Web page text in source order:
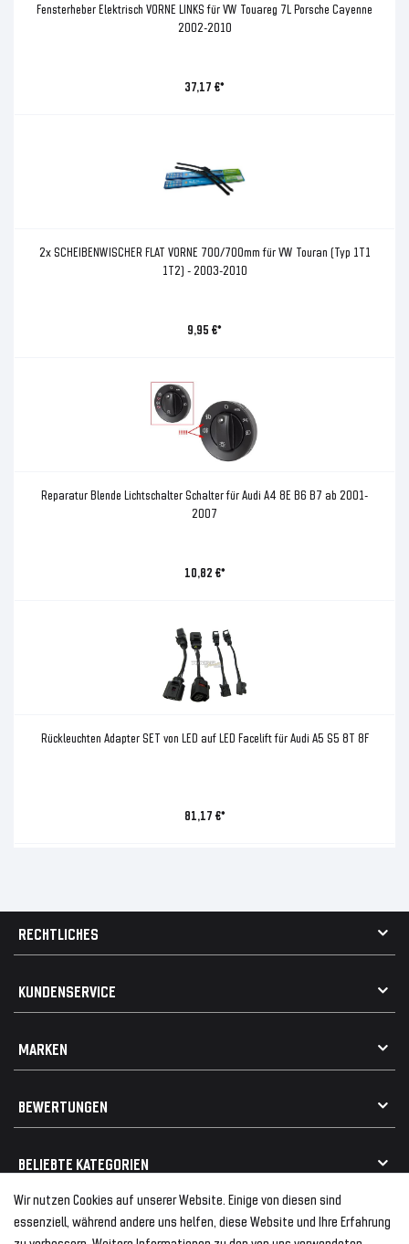
Fensterheber Elektrisch VORNE LINKS für VW Touareg 7L Porsche Cayenne
2002-2010
37,17 €*
2x SCHEIBENWISCHER FLAT VORNE 700/700mm für VW Touran (Typ 1T1
1T2) - 2003-2010
9,95 €*
Reparatur Blende Lichtschalter Schalter für Audi A4 8E B6 B7 ab 2001-
2007
10,82 €*
Rückleuchten Adapter SET von LED auf LED Facelift für Audi A5 S5 8T 8F
81,17 €*
Wir nutzen Cookies auf unserer Website. Einige von diesen sind
essenziell, während andere uns helfen, diese Website und Ihre Erfahrung
RECHTLICHES
Widerrufsrecht
Vertrag widerrufen
Elektro- / Altteilentsorgung
KUNDENSERVICE
MARKEN
Geeignet für Mercedes
Geeignet für Audi
BEWERTUNGEN
BELIEBTE KATEGORIEN
Frontspoiler
Heckspoiler
FOLGEN SIE UNS AUF